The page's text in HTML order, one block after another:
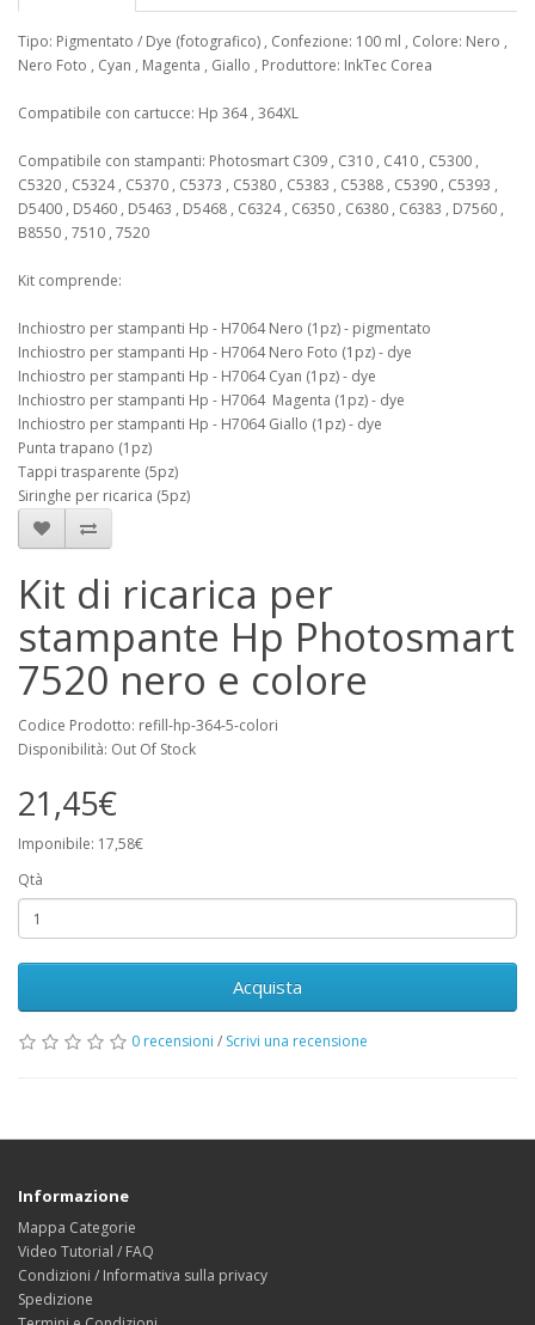
Tipo: Pigmentato / Dye (fotografico) , Confezione: 100 ml , Colore: Nero ,
Nero Foto , Cyan , Magenta , Giallo , Produttore: InkTec Corea
Compatibile con cartucce: Hp 364 , 364XL
Compatibile con stampanti: Photosmart C309 , C310 , C410 , C5300 ,
C5320 , C5324 , C5370 , C5373 , C5380 , C5383 , C5388 , C5390 , C5393 ,
D5400 , D5460 , D5463 , D5468 , C6324 , C6350 , C6380 , C6383 , D7560 ,
B8550 , 7510 , 7520
Kit comprende:
Inchiostro per stampanti Hp - H7064 Nero (1pz) - pigmentato
Inchiostro per stampanti Hp - H7064 Nero Foto (1pz) - dye
Inchiostro per stampanti Hp - H7064 Cyan (1pz) - dye
Inchiostro per stampanti Hp - H7064 Magenta (1pz) - dye
Inchiostro per stampanti Hp - H7064 Giallo (1pz) - dye
Punta trapano (1pz)
Tappi trasparente (5pz)
Siringhe per ricarica (5pz)
Kit di ricarica per
stampante Hp Photosmart
7520 nero e colore
Codice Prodotto: refill-hp-364-5-colori
Disponibilità: Out Of Stock
21,45€
Imponibile: 17,58€
Qtà
Acquista
0 recensioni / Scrivi una recensione
Informazione
Mappa Categorie
Video Tutorial / FAQ
Condizioni / Informativa sulla privacy
Spedizione